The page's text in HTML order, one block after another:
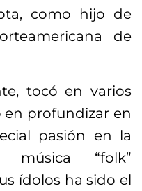
como hijo de
de
tocó en varios
en profundizar en
pasión en la
“folk”
ídolos ha sido el